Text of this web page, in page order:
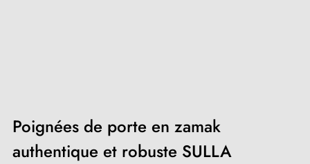
Poignées de porte en zamak
authentique et robuste SULLA